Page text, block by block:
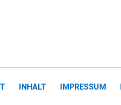
INHALT IMPRESSUM